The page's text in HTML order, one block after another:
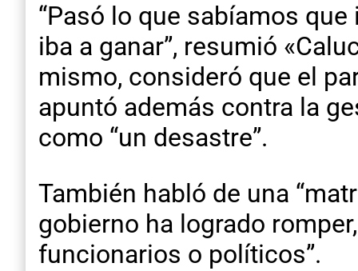
“Pasó lo que sabíamos
iba a ganar”, resumió
mismo, consideró que el
apuntó además contra la
como “un desastre”.
También habló de una
gobierno ha logrado
funcionarios o políticos”.